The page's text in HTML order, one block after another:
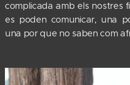
complicada amb els nostres
es poden comunicar, una
una por que no saben com